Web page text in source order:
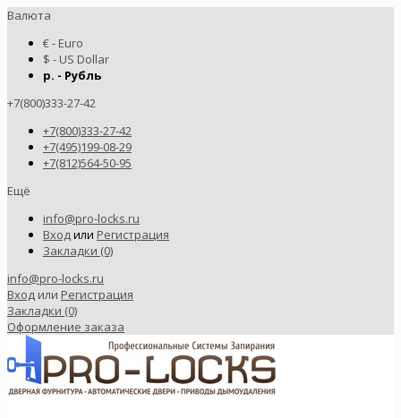
Валюта
€ - Euro
$ - US Dollar
р. - Рубль
+7(800)333-27-42
+7(800)333-27-42
+7(495)199-08-29
+7(812)564-50-95
Ещё
info@pro-locks.ru
Входили Регистрация
Закладки (0)
info@pro-locks.ru
Вход или Регистрация
Закладки (0)
Оформление заказа